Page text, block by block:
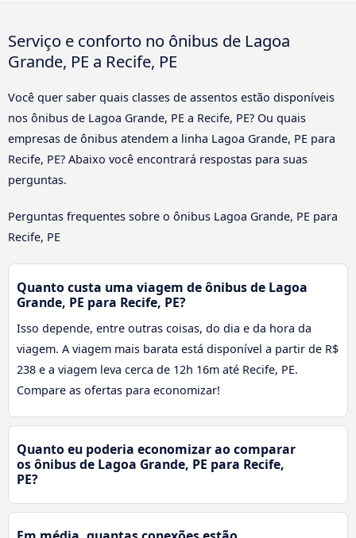
Serviço e conforto no ônibus de Lagoa
Grande, PE a Recife, PE
Você quer saber quais classes de assentos estão disponíveis
nos ônibus de Lagoa Grande, PE a Recife, PE? Ou quais
empresas de ônibus atendem a linha Lagoa Grande, PE para
Recife, PE? Abaixo você encontrará respostas para suas
perguntas.
Perguntas frequentes sobre o ônibus Lagoa Grande, PE para
Recife, PE
Quanto custa uma viagem de ônibus de Lagoa
Grande, PE para Recife, PE?
Isso depende, entre outras coisas, do dia e da hora da
viagem. A viagem mais barata está disponível a partir de R$
238 e a viagem leva cerca de 12h 16m até Recife, PE.
Compare as ofertas para economizar!
Quanto eu poderia economizar ao comparar
os ônibus de Lagoa Grande, PE para Recife,
PE?